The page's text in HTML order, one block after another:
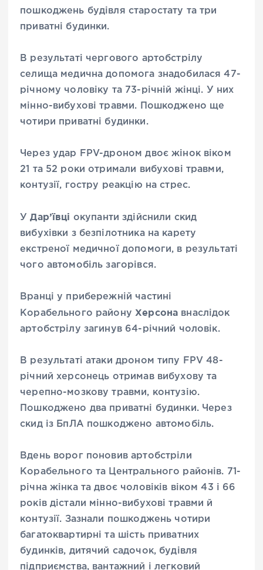
пошкоджень будівля старостату та три
приватні будинки.
В результаті чергового артобстрілу
селища медична допомога знадобилася 47-
річному чоловіку та 73-річній жінці. У них
мінно-вибухові травми. Пошкоджено ще
чотири приватні будинки.
Через удар FPV-дроном двоє жінок віком
21 та 52 роки отримали вибухові травми,
контузії, гостру реакцію на стрес.
УДар’ївці окупанти здійснили скид
вибухівки з безпілотника на карету
екстреної медичної допомоги, в результаті
чого автомобіль загорівся.
Вранці у прибережній частині
Корабельного району Херсона внаслідок
артобстрілу загинув 64-річний чоловік.
В результаті атаки дроном типу FPV 48-
річний херсонець отримав вибухову та
черепно-мозкову травми, контузію.
Пошкоджено два приватні будинки. Через
скид із БпЛА пошкоджено автомобіль.
Вдень ворог поновив артобстріли
Корабельного та Центрального районів. 71-
річна жінка та двоє чоловіків віком 43 і 66
років дістали мінно-вибухові травми й
контузії. Зазнали пошкоджень чотири
багатоквартирні та шість приватних
будинків, дитячий садочок, будівля
підприємства, вантажний і легковий